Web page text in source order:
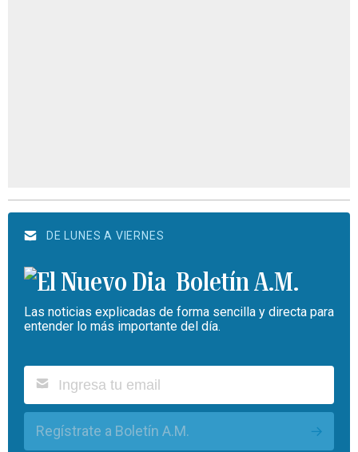
DE LUNES A VIERNES
Boletín A.M.
Las noticias explicadas de forma sencilla y directa para
entender lo más importante del día.
Regístrate a Boletín A.M.